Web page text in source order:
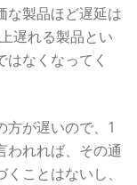
な製品ほど遅延は
遅れる製品とい
なくなってく
方が遅いので、1
われれば、その通
ことはないし、